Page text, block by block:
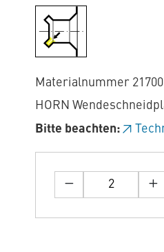
Materialnummer
HORN
Bitte beachten: